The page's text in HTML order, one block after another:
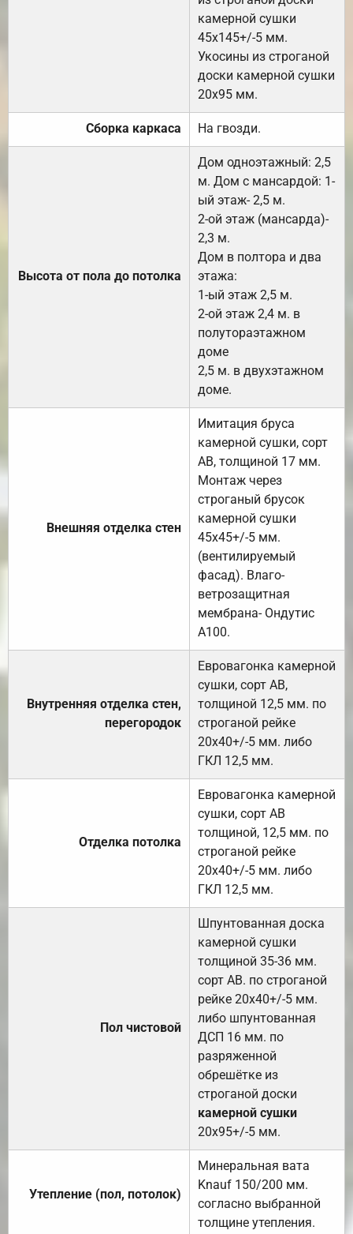
камерной сушки
45х145+/-5 мм.
Укосины из строганой
доски камерной сушки
20х95 мм.
Сборка каркаса На гвозди.
Высота от пола до потолка
Дом одноэтажный: 2,5
м. Дом с мансардой: 1-
ый этаж- 2,5 м.
2-ой этаж (мансарда)-
2,3 м.
Дом в полтора и два
этажа:
1-ый этаж 2,5 м.
2-ой этаж 2,4 м. в
полутораэтажном
доме
2,5 м. в двухэтажном
доме.
Внешняя отделка стен
Имитация бруса
камерной сушки, сорт
АВ, толщиной 17 мм.
Монтаж через
строганый брусок
камерной сушки
45х45+/-5 мм.
(вентилируемый
фасад). Влаго-
ветрозащитная
мембрана- Ондутис
А100.
Внутренняя отделка стен,
перегородок
Евровагонка камерной
сушки, сорт АВ,
толщиной 12,5 мм. по
строганой рейке
20х40+/-5 мм. либо
ГКЛ 12,5 мм.
Отделка потолка
Евровагонка камерной
сушки, сорт АВ
толщиной, 12,5 мм. по
строганой рейке
20х40+/-5 мм. либо
ГКЛ 12,5 мм.
Пол чистовой
Шпунтованная доска
камерной сушки
толщиной 35-36 мм.
сорт АВ. по строганой
рейке 20х40+/-5 мм.
либо шпунтованная
ДСП 16 мм. по
разряженной
обрешётке из
строганой доски
камерной сушки
20х95+/-5 мм.
Утепление (пол, потолок)
Минеральная вата
Knauf 150/200 мм.
согласно выбранной
толщине утепления.